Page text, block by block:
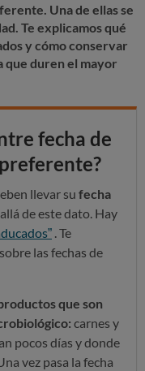
. Una de ellas se
Te explicamosqué
y cómo conservar
duren el mayor
fecha de
llevar su fecha
de este dato. Hay
. Te
las fechas de
que son
carnes y
pocos días y donde
vez pasa la fecha